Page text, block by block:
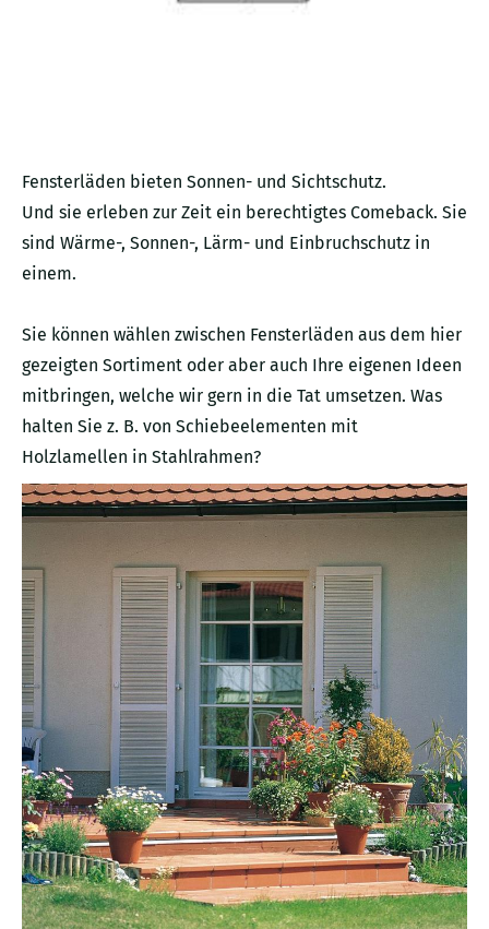
Fensterläden bieten Sonnen- und Sichtschutz.
Und sie erleben zur Zeit ein berechtigtes Comeback. Sie
sind Wärme-, Sonnen-, Lärm- und Einbruchschutz in
einem.
Sie können wählen zwischen Fensterläden aus dem hier
gezeigten Sortiment oder aber auch Ihre eigenen Ideen
mitbringen, welche wir gern in die Tat umsetzen. Was
halten Sie z. B. von Schiebeelementen mit
Holzlamellen in Stahlrahmen?